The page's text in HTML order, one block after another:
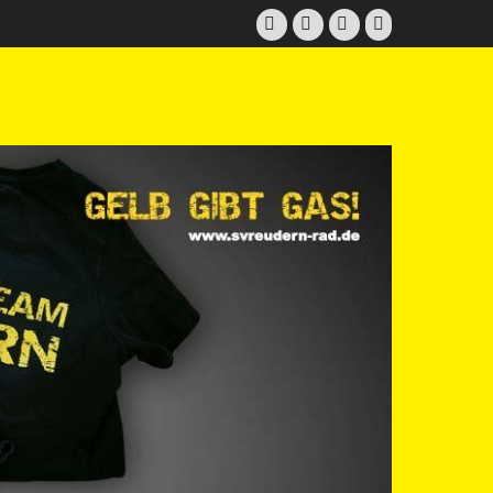
FacebookTwitter E-
Mail
Instagram